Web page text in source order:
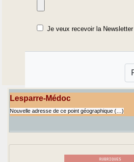
Je veux recevoir la Newsletter
Lesparre-Médoc
Nouvelle adresse de ce point géographique (…)
RUBRIQUES